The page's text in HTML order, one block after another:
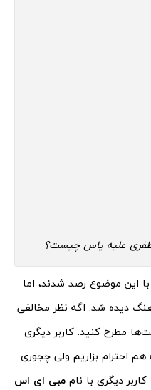
علیه یاس چیست؟
این موضوع رصد شدند، اما
دیده شد. اگه نظر مخالفی
مطرح کنید. کاربر دیگری
احترام بزاریم ولی چجوری
دیگری با نام مبی ای اس